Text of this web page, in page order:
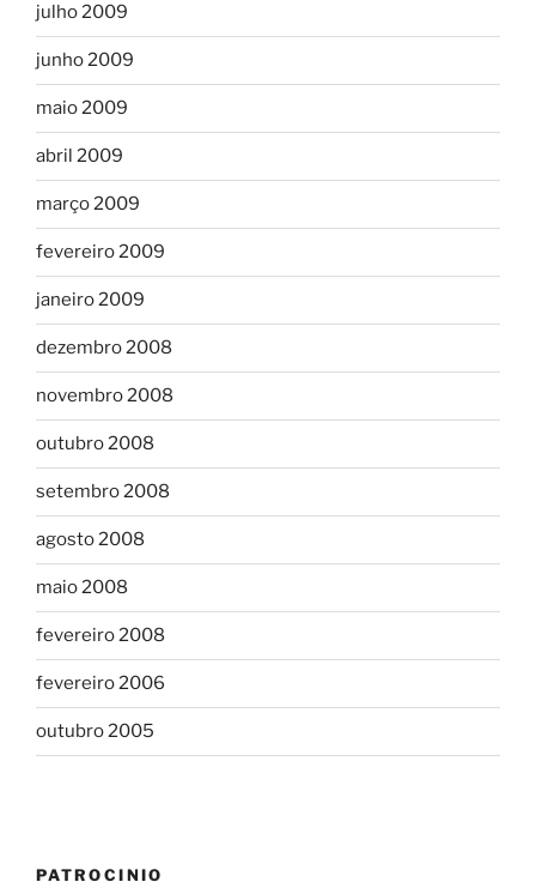
julho 2009
junho 2009
maio 2009
abril 2009
março 2009
fevereiro 2009
janeiro 2009
dezembro 2008
novembro 2008
outubro 2008
setembro 2008
agosto 2008
maio 2008
fevereiro 2008
fevereiro 2006
outubro 2005
PATROCINIO